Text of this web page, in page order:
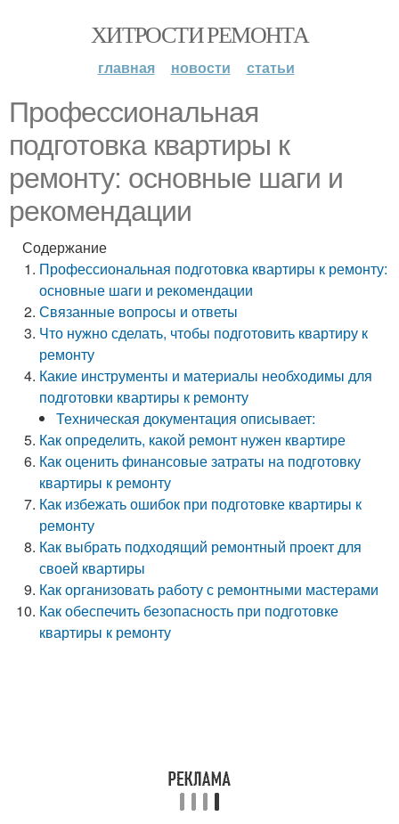
ХИТРОСТИ РЕМОНТА
главная новости статьи
Профессиональная
подготовка квартиры к
ремонту: основные шаги и
рекомендации
Содержание
Профессиональная подготовка квартиры к ремонту:
основные шаги и рекомендации
Связанные вопросы и ответы
Что нужно сделать, чтобы подготовить квартиру к
ремонту
Какие инструменты и материалы необходимы для
подготовки квартиры к ремонту
Техническая документация описывает:
Как определить, какой ремонт нужен квартире
Как оценить финансовые затраты на подготовку
квартиры к ремонту
Как избежать ошибок при подготовке квартиры к
ремонту
Как выбрать подходящий ремонтный проект для
своей квартиры
Как организовать работу с ремонтными мастерами
Как обеспечить безопасность при подготовке
квартиры к ремонту